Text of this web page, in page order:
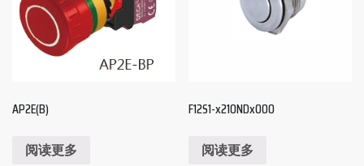
AP2E(B)
阅读更多
F12S1-x210NDx000
阅读更多